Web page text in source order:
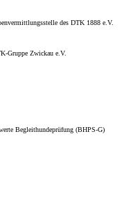
des DTK 1888 e.V.
Gruppe Zwickau e.V.
Begleithundeprüfung (BHPS-G)